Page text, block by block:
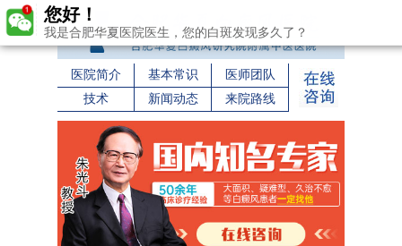
医院简介 基本常识
医师团队
技术
新闻动态 来院路线
您好！
我是合肥华夏医院医生，您的白斑发现多久了？